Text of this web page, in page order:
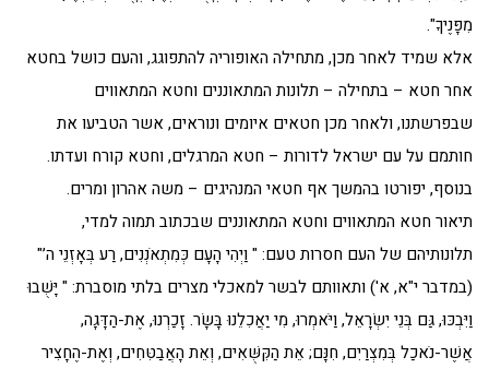
מִפָּנֶיךָ".
אלא שמיד לאחר מכן, מתחילה האופוריה להתפוגג, והעם כושל בחטא
אחר חטא – בתחילה – תלונות המתאוננים וחטא המתאווים
שבפרשתנו, ולאחר מכן חטאים איומים ונוראים, אשר הטביעו את
חותמם על עם ישראל לדורות – חטא המרגלים, וחטא קורח ועדתו.
בנוסף, יפורטו בהמשך אף חטאי המנהיגים – משה אהרון ומרים.
תיאור חטא המתאווים וחטא המתאוננים שבכתוב תמוה למדי,
תלונותיהם של העם חסרות טעם: " וַיְהִי הָעָם כְּמִתְאֹנְנִים, רַע בְּאָזְנֵי ה’"
(במדבר י"א, א') ותאוותם לבשר למאכלי מצרים בלתי מוסברת: " יָּשֻׁבוּ
וַיִּבְכּוּ, גַּם בְּנֵי יִשְׂרָאֵל, וַיֹּאמְרוּ, מִי יַאֲכִלֵנוּ בָּשָׂר. זָכַרְנוּ, אֶת-הַדָּגָה,
אֲשֶׁר-נֹאכַל בְּמִצְרַיִם, חִנָּם; אֵת הַקִּשֻּׁאִים, וְאֵת הָאֲבַטִּחִים, וְאֶת-הֶחָצִיר